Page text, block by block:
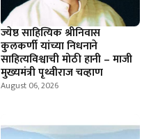
ज्येष्ठ साहित्यिक श्रीनिवास
कुलकर्णी यांच्या निधनाने
साहित्यविश्वाची मोठी हानी – माजी
मुख्यमंत्री पृथ्वीराज चव्हाण
August 06, 2026